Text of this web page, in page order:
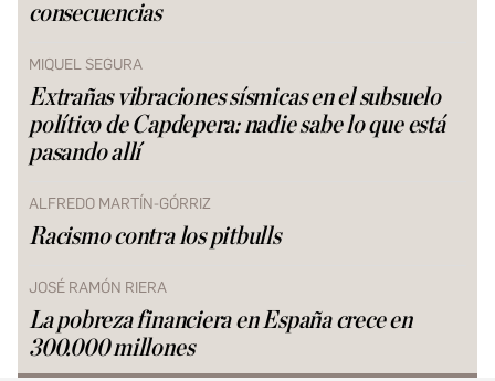
consecuencias
MIQUEL SEGURA
Extrañas vibraciones sísmicas en el subsuelo
político de Capdepera: nadie sabe lo que está
pasando allí
ALFREDO MARTÍN-GÓRRIZ
Racismo contra los pitbulls
JOSÉ RAMÓN RIERA
La pobreza financiera en España crece en
300.000 millones